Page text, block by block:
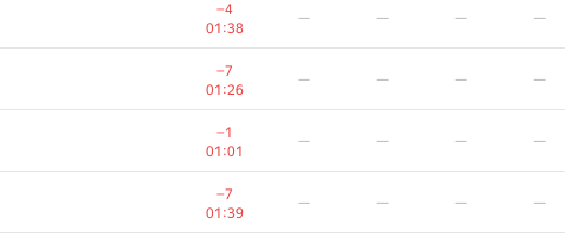
−4
01:38
— — — —
−7
01:26
— — — —
−1
01:01
— — — —
−7
01:39
— — — —
137 /559 /124 /111 15/64 20/45
—
−2
00:34